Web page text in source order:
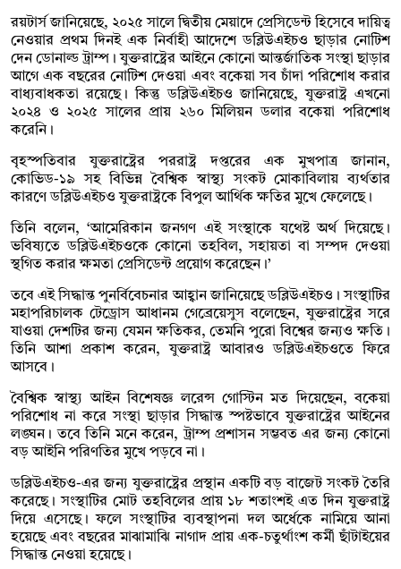
রয়টার্স জানিয়েছে, ২০২৫ সালে দ্বিতীয় মেয়াদে প্রেসিডেন্ট হিসেবে দায়িত্ব
নেওয়ার প্রথম দিনই এক নির্বাহী আদেশে ডব্লিউএইচও ছাড়ার নোটিশ
দেন ডোনাল্ড ট্রাম্প। যুক্তরাষ্ট্রের আইনে কোনো আন্তর্জাতিক সংস্থা ছাড়ার
আগে এক বছরের নোটিশ দেওয়া এবং বকেয়া সব চাঁদা পরিশোধ করার
বাধ্যবাধকতা রয়েছে। কিন্তু ডব্লিউএইচও জানিয়েছে, যুক্তরাষ্ট্র এখনো
২০২৪ ও ২০২৫ সালের প্রায় ২৬০ মিলিয়ন ডলার বকেয়া পরিশোধ
করেনি।
বৃহস্পতিবার যুক্তরাষ্ট্রের পররাষ্ট্র দপ্তরের এক মুখপাত্র জানান,
কোভিড-১৯ সহ বিভিন্ন বৈশ্বিক স্বাস্থ্য সংকট মোকাবিলায় ব্যর্থতার
কারণে ডব্লিউএইচও যুক্তরাষ্ট্রকে বিপুল আর্থিক ক্ষতির মুখে ফেলেছে।
তিনি বলেন, ‘আমেরিকান জনগণ এই সংস্থাকে যথেষ্ট অর্থ দিয়েছে।
ভবিষ্যতে ডব্লিউএইচওকে কোনো তহবিল, সহায়তা বা সম্পদ দেওয়া
স্থগিত করার ক্ষমতা প্রেসিডেন্ট প্রয়োগ করেছেন।’
তবে এই সিদ্ধান্ত পুনর্বিবেচনার আহ্বান জানিয়েছে ডব্লিউএইচও। সংস্থাটির
মহাপরিচালক টেড্রোস আধানম গেব্রেয়েসুস বলেছেন, যুক্তরাষ্ট্রের সরে
যাওয়া দেশটির জন্য যেমন ক্ষতিকর, তেমনি পুরো বিশ্বের জন্যও ক্ষতি।
তিনি আশা প্রকাশ করেন, যুক্তরাষ্ট্র আবারও ডব্লিউএইচওতে ফিরে
আসবে।
বৈশ্বিক স্বাস্থ্য আইন বিশেষজ্ঞ লরেন্স গোস্টিন মত দিয়েছেন, বকেয়া
পরিশোধ না করে সংস্থা ছাড়ার সিদ্ধান্ত স্পষ্টভাবে যুক্তরাষ্ট্রের আইনের
লঙ্ঘন। তবে তিনি মনে করেন, ট্রাম্প প্রশাসন সম্ভবত এর জন্য কোনো
বড় আইনি পরিণতির মুখে পড়বে না।
ডব্লিউএইচও-এর জন্য যুক্তরাষ্ট্রের প্রস্থান একটি বড় বাজেট সংকট তৈরি
করেছে। সংস্থাটির মোট তহবিলের প্রায় ১৮ শতাংশই এত দিন যুক্তরাষ্ট্র
দিয়ে এসেছে। ফলে সংস্থাটির ব্যবস্থাপনা দল অর্ধেকে নামিয়ে আনা
হয়েছে এবং বছরের মাঝামাঝি নাগাদ প্রায় এক-চতুর্থাংশ কর্মী ছাঁটাইয়ের
সিদ্ধান্ত নেওয়া হয়েছে।